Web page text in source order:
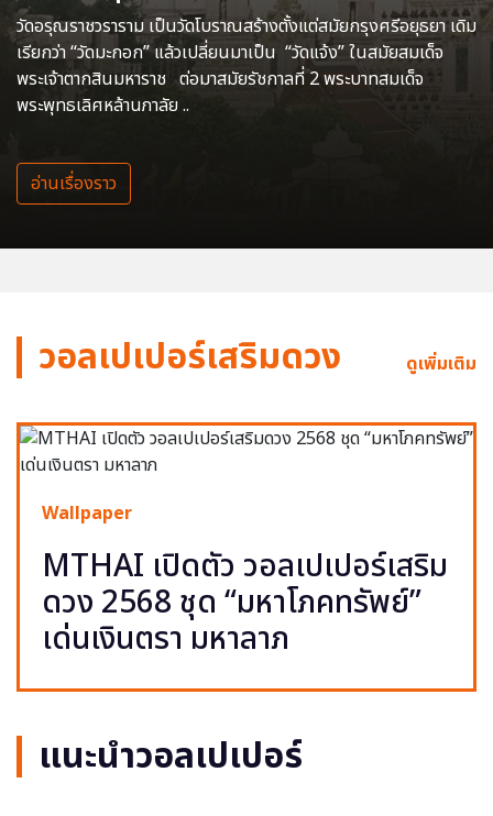
วัดอรุณราชวราราม เป็นวัดโบราณสร้างตั้งแต่สมัยกรุงศรีอยุธยา เดิม
เรียกว่า “วัดมะกอก” แล้วเปลี่ยนมาเป็น “วัดแจ้ง” ในสมัยสมเด็จ
พระเจ้าตากสินมหาราช ต่อมาสมัยรัชกาลที่ 2 พระบาทสมเด็จ
พระพุทธเลิศหล้านภาลัย ..
อ่านเรื่องราว
วอลเปเปอร์เสริมดวง ดูเพิ่มเติม
Wallpaper
MTHAI เปิดตัว วอลเปเปอร์เสริม
ดวง 2568 ชุด “มหาโภคทรัพย์”
เด่นเงินตรา มหาลาภ
แนะนำวอลเปเปอร์